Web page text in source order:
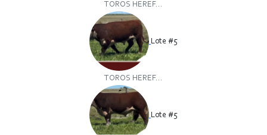
TOROS HEREF...
Lote #5
TOROS HEREF...
Lote #5